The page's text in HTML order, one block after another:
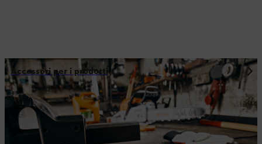
Accessori per i prodotti